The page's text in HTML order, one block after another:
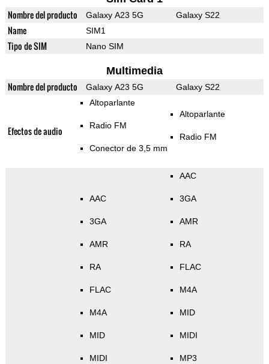
Nombre del producto Galaxy A23 5G Galaxy S22
Name SIM1
Tipo de SIM Nano SIM
Multimedia
Nombre del producto Galaxy A23 5G Galaxy S22
Efectos de audio
Altoparlante
Radio FM
Conector de 3,5 mm
Altoparlante
Radio FM
AAC
3GA
AMR
RA
FLAC
M4A
MID
MIDI
AAC
3GA
AMR
RA
FLAC
M4A
MID
MIDI
MP3